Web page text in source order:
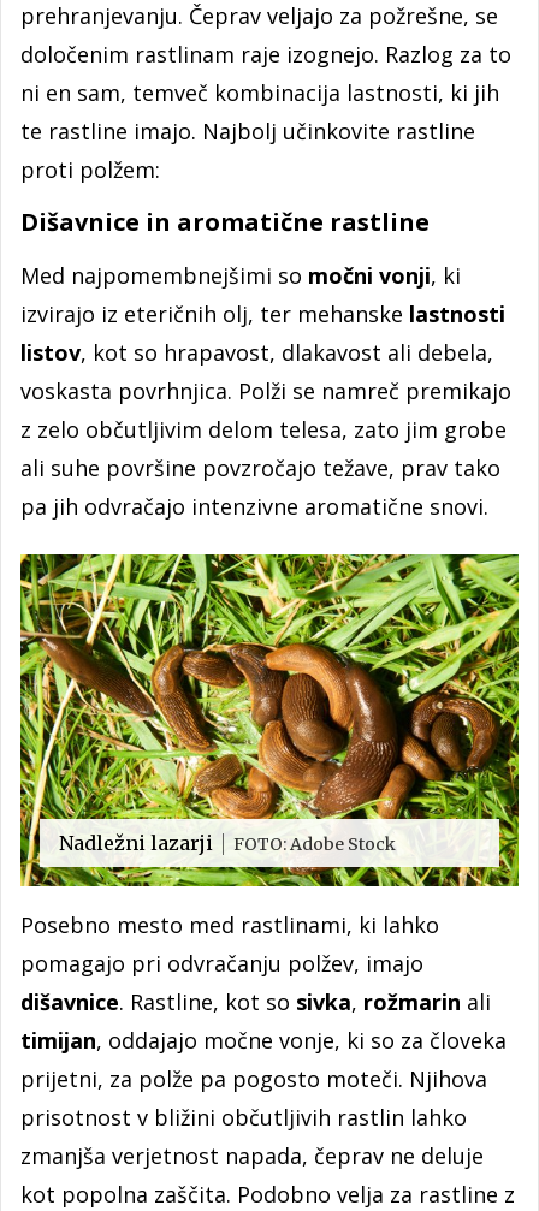
prehranjevanju. Čeprav veljajo za požrešne, se
določenim rastlinam raje izognejo. Razlog za to
ni en sam, temveč kombinacija lastnosti, ki jih
te rastline imajo. Najbolj učinkovite rastline
proti polžem:
Dišavnice in aromatične rastline
Med najpomembnejšimi so močni vonji, ki
izvirajo iz eteričnih olj, ter mehanske lastnosti
listov, kot so hrapavost, dlakavost ali debela,
voskasta povrhnjica. Polži se namreč premikajo
z zelo občutljivim delom telesa, zato jim grobe
ali suhe površine povzročajo težave, prav tako
pa jih odvračajo intenzivne aromatične snovi.
Nadležni lazarji FOTO: Adobe Stock
Posebno mesto med rastlinami, ki lahko
pomagajo pri odvračanju polžev, imajo
dišavnice. Rastline, kot so sivka, rožmarin ali
timijan, oddajajo močne vonje, ki so za človeka
prijetni, za polže pa pogosto moteči. Njihova
prisotnost v bližini občutljivih rastlin lahko
zmanjša verjetnost napada, čeprav ne deluje
kot popolna zaščita. Podobno velja za rastline z